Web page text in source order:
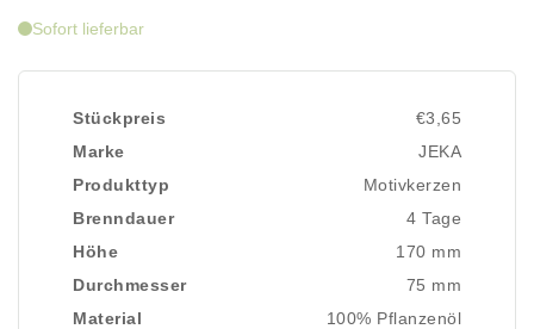
Sofort lieferbar
Stückpreis
€3,65
Marke
JEKA
Produkttyp
Motivkerzen
Brenndauer
4 Tage
Höhe
170 mm
Durchmesser
75 mm
Material
100% Pflanzenöl